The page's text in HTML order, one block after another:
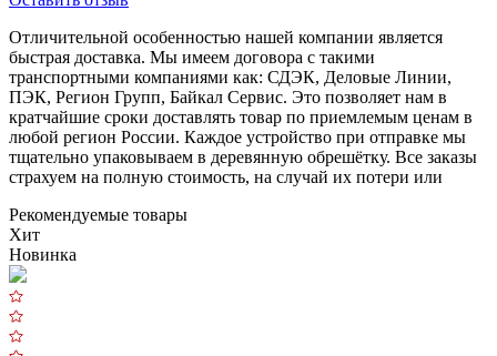
Отличительной особенностью нашей компании является
быстрая доставка. Мы имеем договора с такими
транспортными компаниями как: СДЭК, Деловые Линии,
ПЭК, Регион Групп, Байкал Сервис. Это позволяет нам в
кратчайшие сроки доставлять товар по приемлемым ценам в
любой регион России. Каждое устройство при отправке мы
тщательно упаковываем в деревянную обрешётку. Все заказы
страхуем на полную стоимость, на случай их потери или
Рекомендуемые товары
Хит
Новинка